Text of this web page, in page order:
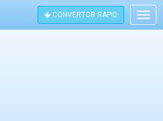
CONVERTOR RAPID